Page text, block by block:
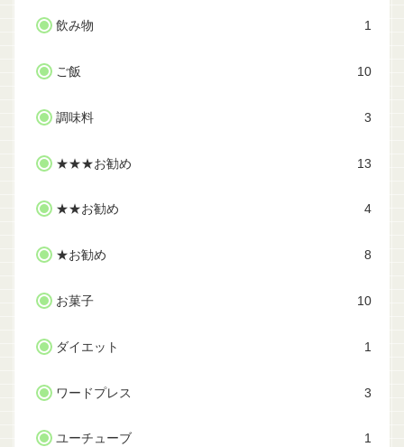
飲み物 1
ご飯 10
調味料 3
★★★お勧め 13
★★お勧め 4
★お勧め 8
お菓子 10
ダイエット 1
ワードプレス 3
ユーチューブ 1